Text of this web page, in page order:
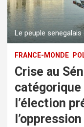
Le peuple
FRANCE-MONDE
Crise au
l’élection